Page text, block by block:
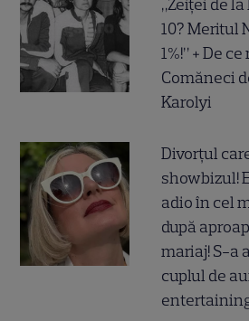
„Zeiței de
10? Meritul
1%!” + De
Comăneci
Karolyi
Divorțul
showbizul!
adio în cel
după
mariaj! S-a
cuplul de